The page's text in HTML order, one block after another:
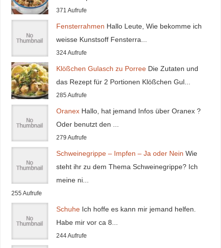
371 Aufrufe
Fensterrahmen Hallo Leute, Wie bekomme ich
weisse Kunstsoff Fensterra...
324 Aufrufe
Klößchen Gulasch zu Porree Die Zutaten und
das Rezept für 2 Portionen Klößchen Gul...
285 Aufrufe
Oranex Hallo, hat jemand Infos über Oranex ?
Oder benutzt den ...
279 Aufrufe
Schweinegrippe – Impfen – Ja oder Nein Wie
steht ihr zu dem Thema Schweinegrippe? Ich
meine ni...
255 Aufrufe
Schuhe Ich hoffe es kann mir jemand helfen.
Habe mir vor ca 8...
244 Aufrufe